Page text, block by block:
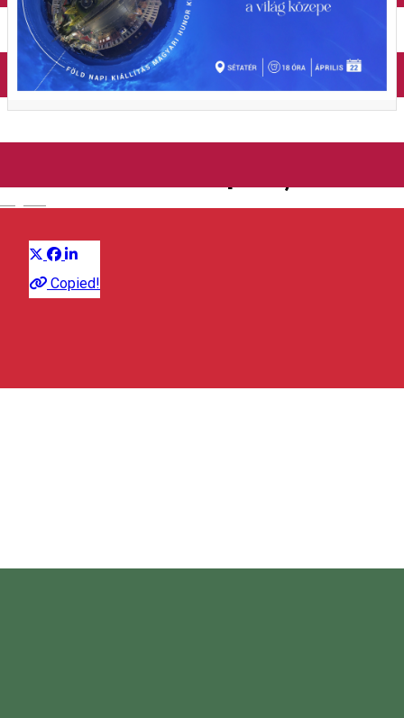
Închirieri auto
Închirieri de biciclete
Odorheiu Secuiesc este
Copied!
Expoziție
Piața Városháza 5, Odorheiu Secuiesc 535600, Romania